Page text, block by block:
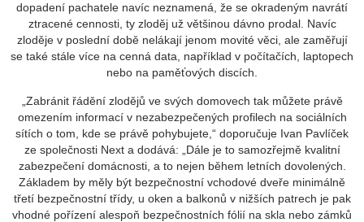
dopadení pachatele navíc neznamená, že se okradeným navrátí
ztracené cennosti, ty zloděj už většinou dávno prodal. Navíc
zloděje v poslední době nelákají jenom movité věci, ale zaměřují
se také stále více na cenná data, například v počítačích, laptopech
nebo na paměťových discích.
„Zabránit řádění zlodějů ve svých domovech tak můžete právě
omezením informací v nezabezpečených profilech na sociálních
sítích o tom, kde se právě pohybujete,“ doporučuje Ivan Pavlíček
ze společnosti Next a dodává: „Dále je to samozřejmě kvalitní
zabezpečení domácnosti, a to nejen během letních dovolených.
Základem by měly být bezpečnostní vchodové dveře minimálně
třetí bezpečnostní třídy, u oken a balkonů v nižších patrech je pak
vhodné pořízení alespoň bezpečnostních fólií na skla nebo zámků